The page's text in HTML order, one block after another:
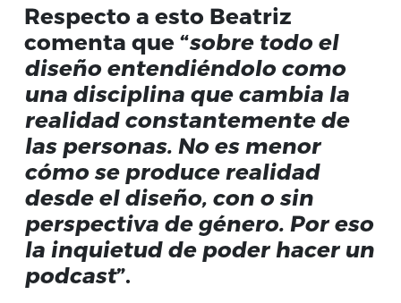
Respecto a esto Beatriz
comenta que “sobre todo el
diseño entendiéndolo como
una disciplina que cambia la
realidad constantemente de
las personas. No es menor
cómo se produce realidad
desde el diseño, con o sin
perspectiva de género. Por eso
la inquietud de poder hacer un
podcast”.